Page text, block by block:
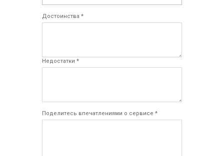
Достоинства *
Недостатки *
Поделитесь впечатлениями о сервисе *